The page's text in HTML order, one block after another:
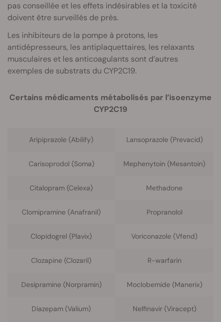
pas conseillée et les effets indésirables et la toxicité
doivent être surveillés de près.
Les inhibiteurs de la pompe à protons, les
antidépresseurs, les antiplaquettaires, les relaxants
musculaires et les anticoagulants sont d’autres
exemples de substrats du CYP2C19.
Certains médicaments métabolisés par l’isoenzyme
CYP2C19
Aripiprazole (Abilify) Lansoprazole (Prevacid)
Carisoprodol (Soma) Mephenytoin (Mesantoin)
Citalopram (Celexa) Methadone
Clomipramine (Anafranil) Propranolol
Clopidogrel (Plavix) Voriconazole (Vfend)
Clozapine (Clozaril) R-warfarin
Desipramine (Norpramin) Moclobemide (Manerix)
Diazepam (Valium) Nelfinavir (Viracept)